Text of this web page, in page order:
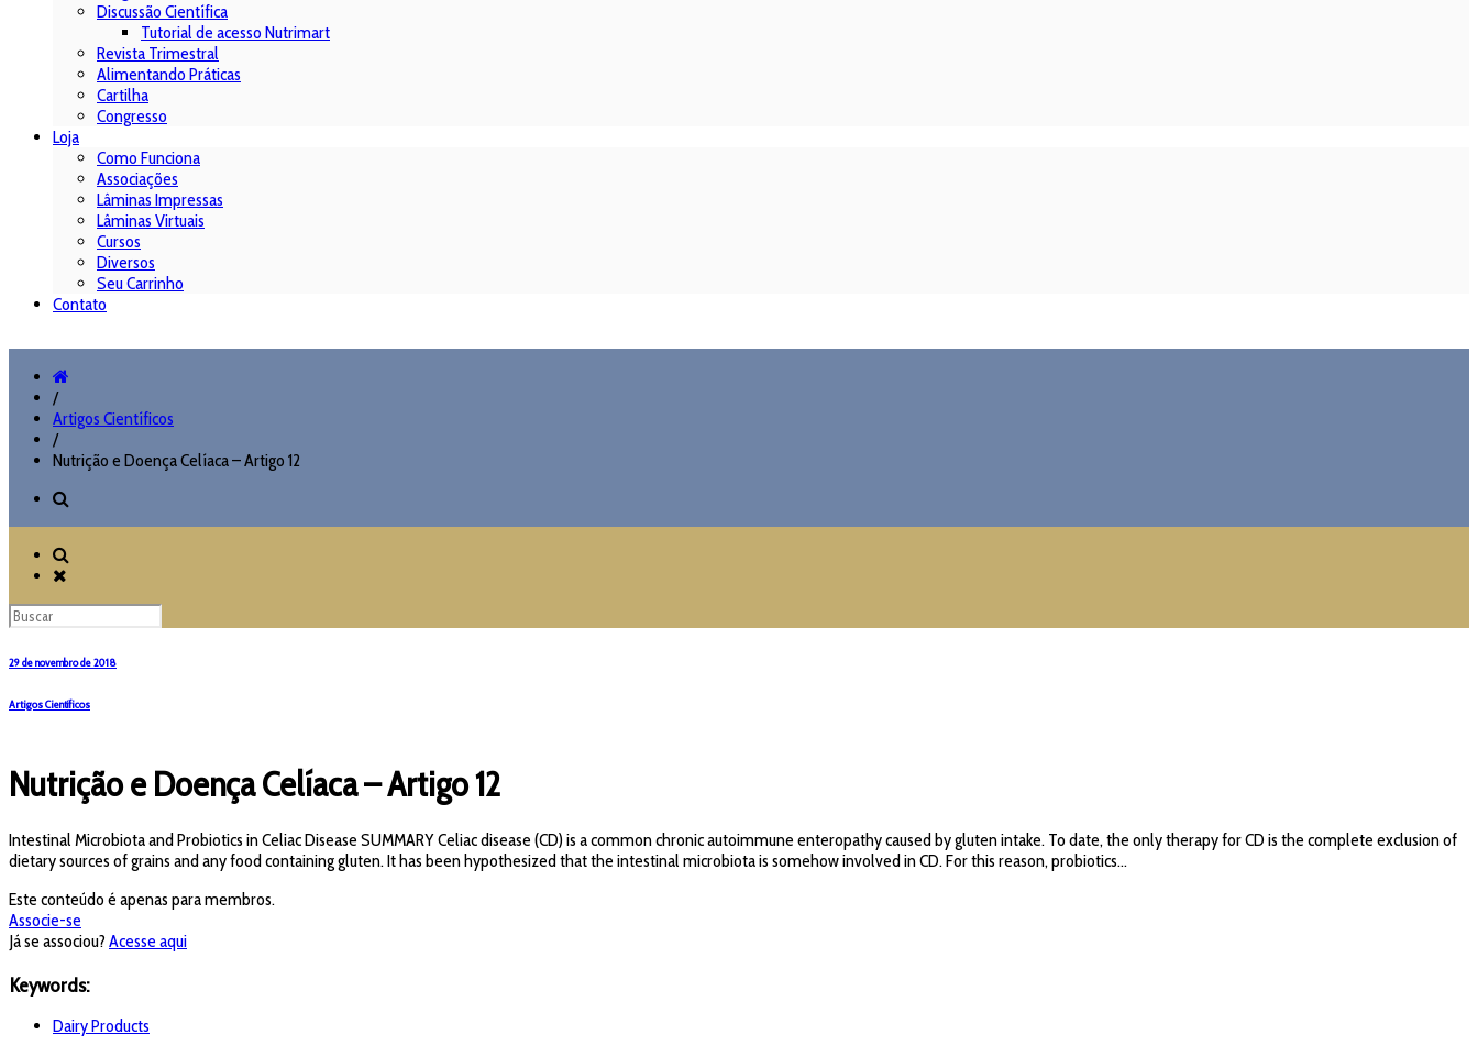
Discussão Científica
Tutorial de acesso Nutrimart
Revista Trimestral
Alimentando Práticas
Cartilha
Congresso
Loja
Como Funciona
Associações
Lâminas Impressas
Lâminas Virtuais
Cursos
Diversos
Seu Carrinho
Contato
/
Artigos Científicos
/
Nutrição e Doença Celíaca – Artigo 12
29 de novembro de 2018
Artigos Científicos
Nutrição e Doença Celíaca – Artigo 12
Intestinal Microbiota and Probiotics in Celiac Disease SUMMARY Celiac disease (CD) is a common chronic autoimmune enteropathy caused by gluten intake. To date, the only therapy for CD is the complete exclusion of
dietary sources of grains and any food containing gluten. It has been hypothesized that the intestinal microbiota is somehow involved in CD. For this reason, probiotics...
Este conteúdo é apenas para membros.
Associe-se
Já se associou? Acesse aqui
Keywords:
Dairy Products